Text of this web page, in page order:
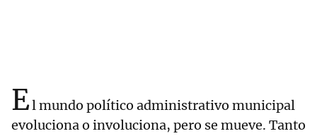
El mundo político administrativo municipal
evoluciona o involuciona, pero se mueve. Tanto